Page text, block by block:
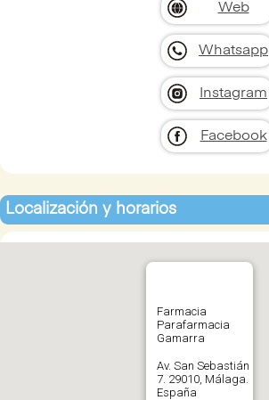
Web
Whatsapp
Instagram
Facebook
Localización y horarios
Farmacia
Parafarmacia
Gamarra
Av. San Sebastián
7. 29010, Málaga.
España